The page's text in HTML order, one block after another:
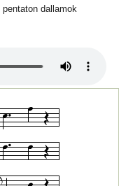
dallamok